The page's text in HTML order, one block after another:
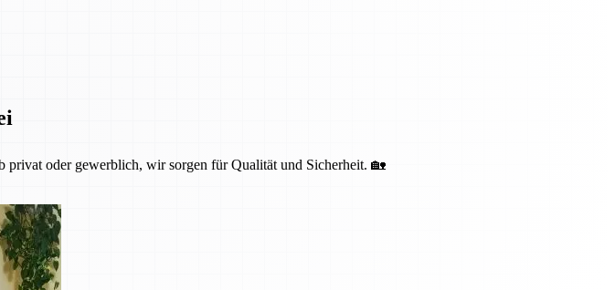
privat oder gewerblich, wir sorgen für Qualität und Sicherheit. 🏡